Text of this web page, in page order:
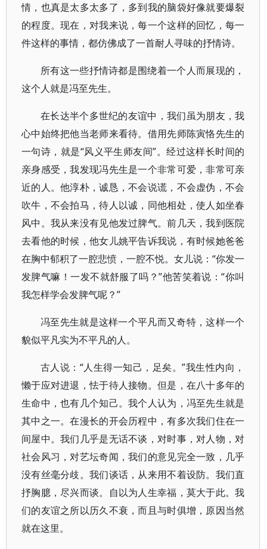
情，也真是太多太多了，多到我的脑袋好像就要爆裂
的程度。现在，对我来说，每一个这样的回忆，每一
件这样的事情，都仿佛成了一首耐人寻味的抒情诗。
所有这一些抒情诗都是围绕着一个人而展现的，
这个人就是冯至先生。
在长达半个多世纪的友谊中，我们虽为朋友，我
心中始终把他当老师来看待。借用先师陈寅恪先生的
一句诗，就是“风义平生师友间”。经过这样长时间的
亲身感受，我发现冯先生是一个非常可爱，非常可亲
近的人。他淳朴，诚恳，不会说谎，不会虚伪，不会
吹牛，不会拍马，待人以诚，同他相处，使人如坐春
风中。我从来没有见他发过脾气。前几天，我到医院
去看他的时候，他女儿姚平告诉我说，有时候她爸爸
在胸中郁积了一腔悲愤，一腔不悦。女儿说：“你发一
发脾气嘛！一发不就舒服了吗？”他苦笑着说：“你叫
我怎样学会发脾气呢？”
冯至先生就是这样一个平凡而又奇特，这样一个
貌似平凡实为不平凡的人。
古人说：“人生得一知己，足矣。”我生性内向，
懒于应对进退，怯于待人接物。但是，在八十多年的
生命中，也有几个知己。我个人认为，冯至先生就是
其中之一。在漫长的开会历程中，有多次我们住在一
间屋中。我们几乎是无话不谈，对时事，对人物，对
社会风习，对艺坛奇闻，我们的意见完全一致，几乎
没有丝毫分歧。我们谈话，从来用不着设防。我们直
抒胸臆，尽兴而谈。自以为人生幸福，莫大于此。我
们的友谊之所以历久不衰，而且与时俱增，原因当然
就在这里。